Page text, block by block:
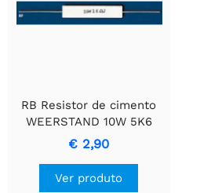
RB Resistor de cimento
WEERSTAND 10W 5K6
com design Wirewound
€ 2,90
Ver produto